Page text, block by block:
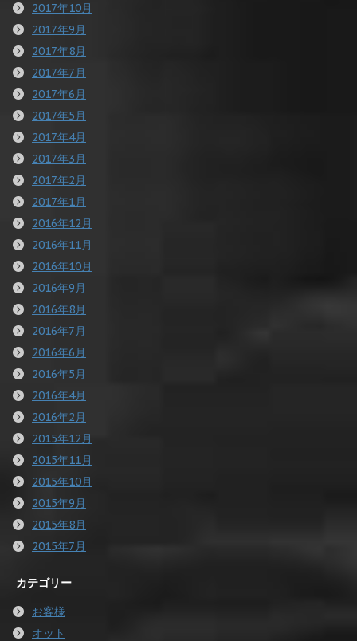
2017年10月
2017年9月
2017年8月
2017年7月
2017年6月
2017年5月
2017年4月
2017年3月
2017年2月
2017年1月
2016年12月
2016年11月
2016年10月
2016年9月
2016年8月
2016年7月
2016年6月
2016年5月
2016年4月
2016年2月
2015年12月
2015年11月
2015年10月
2015年9月
2015年8月
2015年7月
カテゴリー
お客様
オット